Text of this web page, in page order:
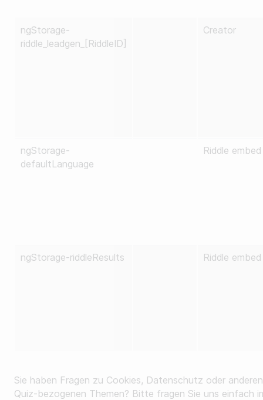
ngStorage-
riddle_leadgen_[RiddleID]
Creator
ngStorage-
defaultLanguage
Riddle embed
ngStorage-riddleResults Riddle embed
Sie haben Fragen zu Cookies, Datenschutz oder anderen
Quiz-bezogenen Themen? Bitte fragen Sie uns einfach